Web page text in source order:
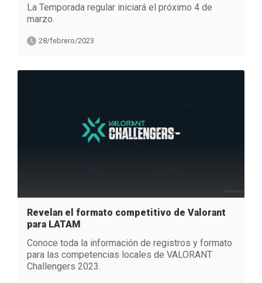
La Temporada regular iniciará el próximo 4 de
marzo.
28/febrero/2023
Revelan el formato competitivo de Valorant
para LATAM
Conoce toda la información de registros y formato
para las competencias locales de VALORANT
Challengers 2023.